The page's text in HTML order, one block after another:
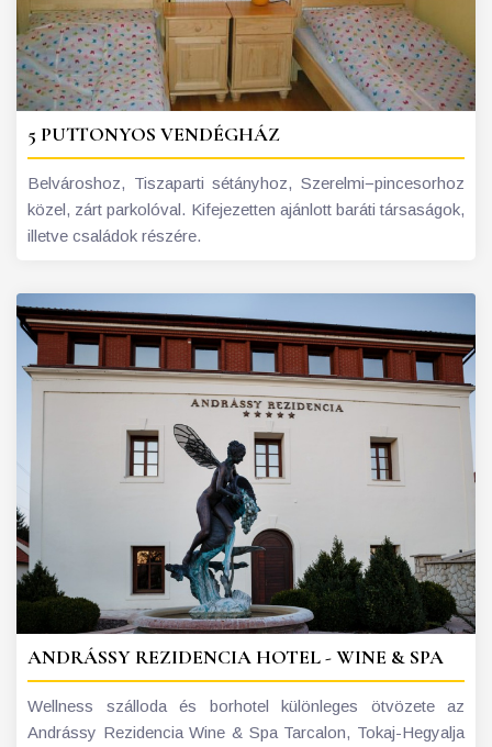
5 PUTTONYOS VENDÉGHÁZ
Belvároshoz, Tiszaparti sétányhoz, Szerelmi−pincesorhoz
közel, zárt parkolóval. Kifejezetten ajánlott baráti társaságok,
illetve családok részére.
ANDRÁSSY REZIDENCIA HOTEL - WINE & SPA
Wellness szálloda és borhotel különleges ötvözete az
Andrássy Rezidencia Wine & Spa Tarcalon, Tokaj-Hegyalja